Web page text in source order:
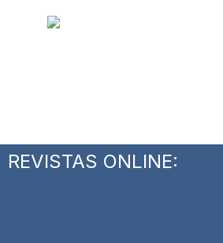
REVISTAS ONLINE: